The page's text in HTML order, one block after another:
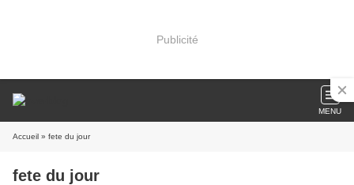
Publicité
MENU
Accueil » fete du jour
fete du jour